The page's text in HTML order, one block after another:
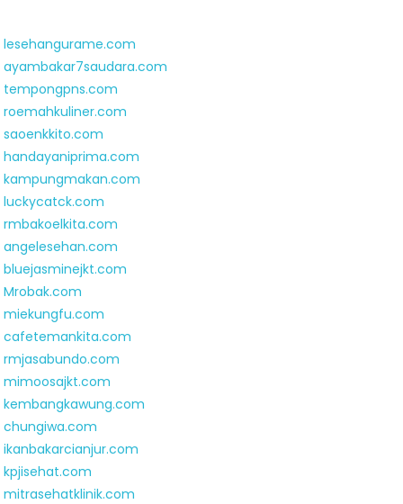
lesehangurame.com
ayambakar7saudara.com
tempongpns.com
roemahkuliner.com
saoenkkito.com
handayaniprima.com
kampungmakan.com
luckycatck.com
rmbakoelkita.com
angelesehan.com
bluejasminejkt.com
Mrobak.com
miekungfu.com
cafetemankita.com
rmjasabundo.com
mimoosajkt.com
kembangkawung.com
chungiwa.com
ikanbakarcianjur.com
kpjisehat.com
mitrasehatklinik.com